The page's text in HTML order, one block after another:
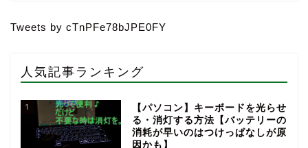
Tweets by cTnPFe78bJPE0FY
人気記事ランキング
1
【パソコン】キーボードを光らせ
る・消灯する方法【バッテリーの
消耗が早いのはつけっぱなしが原
因かも】